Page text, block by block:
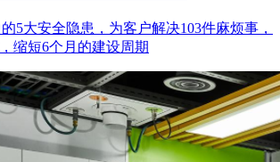
5大安全隐患，为客户解决103件麻烦事，
缩短6个月的建设周期